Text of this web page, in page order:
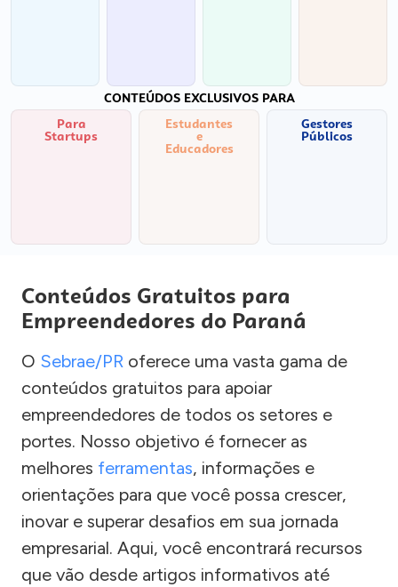
CONTEÚDOS EXCLUSIVOS PARA
Para
Startups
Estudantes
e
Educadores
Gestores
Públicos
Conteúdos Gratuitos para
Empreendedores do Paraná
O Sebrae/PR oferece uma vasta gama de
conteúdos gratuitos para apoiar
empreendedores de todos os setores e
portes. Nosso objetivo é fornecer as
melhores ferramentas, informações e
orientações para que você possa crescer,
inovar e superar desafios em sua jornada
empresarial. Aqui, você encontrará recursos
que vão desde artigos informativos até